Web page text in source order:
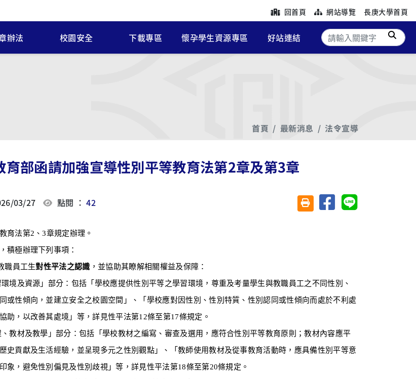
回首頁 網站導覽 長庚大學首頁
辦法 校園安全 下載專區 懷孕學生資源專區 好站連結 搜尋
首頁 最新消息 法令宣導
育部函請加強宣導性別平等教育法第2章及第3章
03/27 點閱 ：42 友善列印(另開視窗)
分享至臉書分享至 Line
育法第2、3章規定辦理。
積極辦理下列事項：
職員工生對性平法之認識 ，並協助其瞭解相關權益及保障：
資源」部分：包括「學校應提供性別平等之學習環境，尊重及考量學生與教職員工之不同性別、
或性傾向，並建立安全之校園空間」、「學校應對因性別、性別特質、性別認同或性傾向而處於不利處
助，以改善其處境」等，詳見性平法第12條至第17條規定。
及教學」部分：包括「學校教材之編寫、審查及選用，應符合性別平等教育原則；教材內容應平
史貢獻及生活經驗，並呈現多元之性別觀點」、「教師使用教材及從事教育活動時，應具備性別平等意
象，避免性別偏見及性別歧視」等，詳見性平法第18條至第20條規定。